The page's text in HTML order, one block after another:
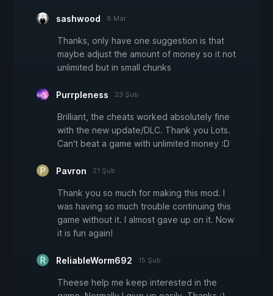
sashwood 8 Mar
Thanks, only have one suggestion is that
maybe adjust the amount of money so it not
unlimited but in small chunks
Purrpleness 23 Şub
Brilliant, the cheats worked absolutely fine
with the new update/DLC. Thank you Lots.
Can't beat a game with unlimited money :D
Pavron 21 Şub
Thank you so much for making this mod. I
was having so much trouble continuing this
game without it. I almost gave up on it. Now
it is fun again!
ReliableWorm692 15 Şub
Theese help me keep interested in the